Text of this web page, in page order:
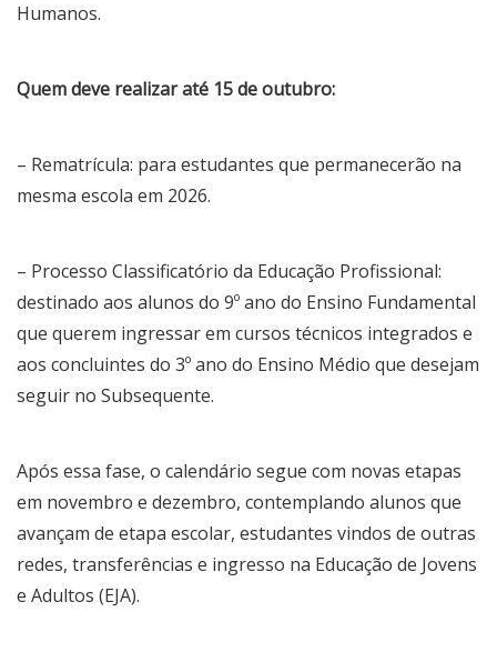
Humanos.
Quem deve realizar até 15 de outubro:
– Rematrícula: para estudantes que permanecerão na
mesma escola em 2026.
– Processo Classificatório da Educação Profissional:
destinado aos alunos do 9º ano do Ensino Fundamental
que querem ingressar em cursos técnicos integrados e
aos concluintes do 3º ano do Ensino Médio que desejam
seguir no Subsequente.
Após essa fase, o calendário segue com novas etapas
em novembro e dezembro, contemplando alunos que
avançam de etapa escolar, estudantes vindos de outras
redes, transferências e ingresso na Educação de Jovens
e Adultos (EJA).